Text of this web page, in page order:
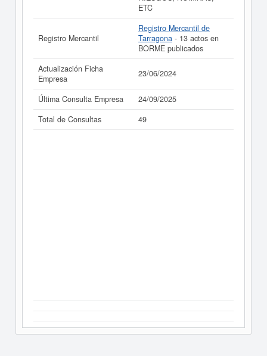
ETC
Registro Mercantil
Registro Mercantil de
Tarragona - 13 actos en
BORME publicados
Actualización Ficha
Empresa
23/06/2024
Última Consulta Empresa
24/09/2025
Total de Consultas
49